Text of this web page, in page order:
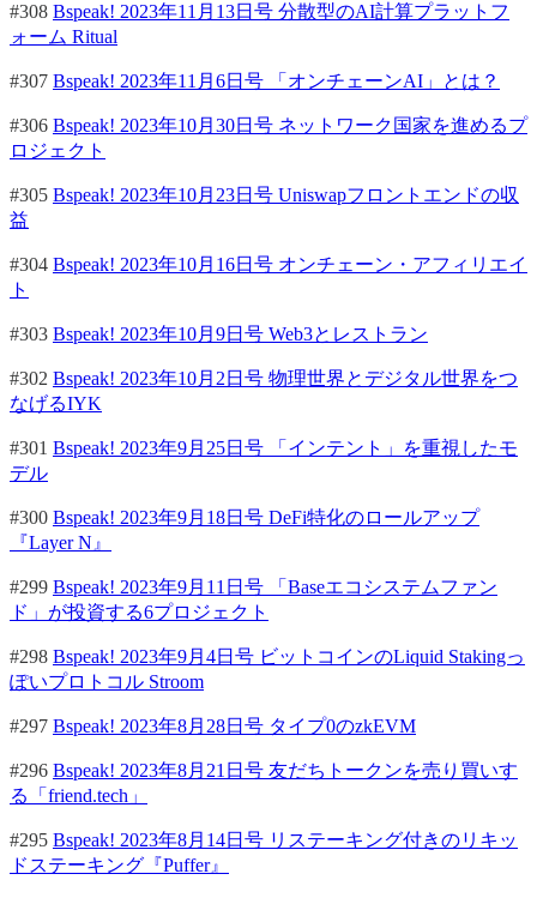
#308 Bspeak! 2023年11月13日号 分散型のAI計算プラットフ
ォーム Ritual
#307 Bspeak! 2023年11月6日号 「オンチェーンAI」とは？
#306 Bspeak! 2023年10月30日号 ネットワーク国家を進めるプ
ロジェクト
#305 Bspeak! 2023年10月23日号 Uniswapフロントエンドの収
益
#304 Bspeak! 2023年10月16日号 オンチェーン・アフィリエイ
ト
#303 Bspeak! 2023年10月9日号 Web3とレストラン
#302 Bspeak! 2023年10月2日号 物理世界とデジタル世界をつ
なげるIYK
#301 Bspeak! 2023年9月25日号 「インテント」を重視したモ
デル
#300 Bspeak! 2023年9月18日号 DeFi特化のロールアップ
『Layer N』
#299 Bspeak! 2023年9月11日号 「Baseエコシステムファン
ド」が投資する6プロジェクト
#298 Bspeak! 2023年9月4日号 ビットコインのLiquid Stakingっ
ぽいプロトコル Stroom
#297 Bspeak! 2023年8月28日号 タイプ0のzkEVM
#296 Bspeak! 2023年8月21日号 友だちトークンを売り買いす
る「friend.tech」
#295 Bspeak! 2023年8月14日号 リステーキング付きのリキッ
ドステーキング『Puffer』